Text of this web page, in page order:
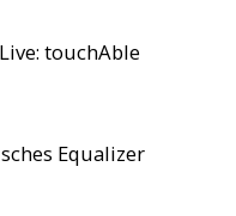
touchAble
Equalizer